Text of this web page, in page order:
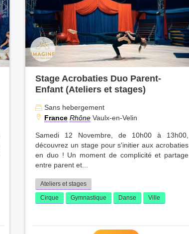
Stage Acrobaties Duo Parent-
Enfant (Ateliers et stages)
Sans hebergement
France Rhône Vaulx-en-Velin
Samedi 12 Novembre, de 10h00 à 13h00,
découvrez un stage pour s'initier aux acrobaties
en duo ! Un moment de complicité et partage
entre parent et...
Ateliers et stages
Cirque
Gymnastique Danse Ville